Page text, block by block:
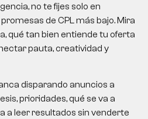
no te fijes solo en
de CPL más bajo. Mira
qué tan bien entiende tu oferta
pauta, creatividad y
disparando anuncios a
prioridades, qué se va a
a leer resultados sin venderte